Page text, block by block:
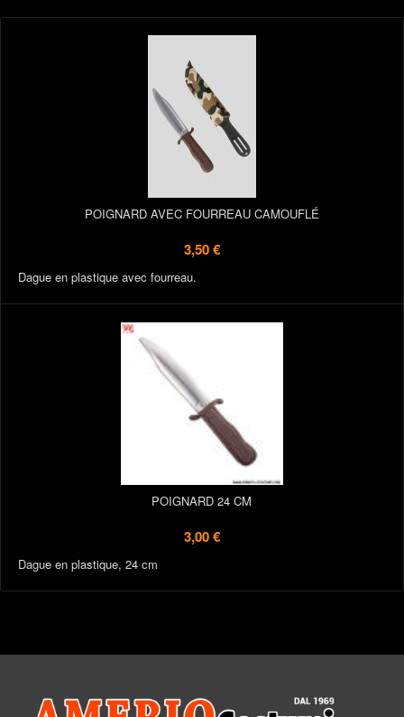
POIGNARD AVEC FOURREAU CAMOUFLÉ
3,50 €
Dague en plastique avec fourreau.
POIGNARD 24 CM
3,00 €
Dague en plastique, 24 cm